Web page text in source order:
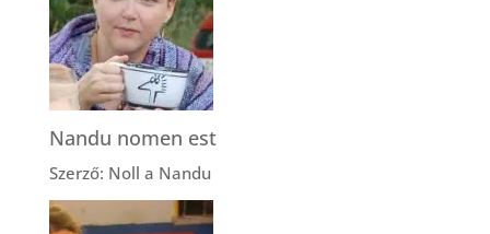
Nandu nomen est
Szerző: Noll a Nandu